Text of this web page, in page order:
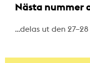
Nästa nummer
…delas ut den